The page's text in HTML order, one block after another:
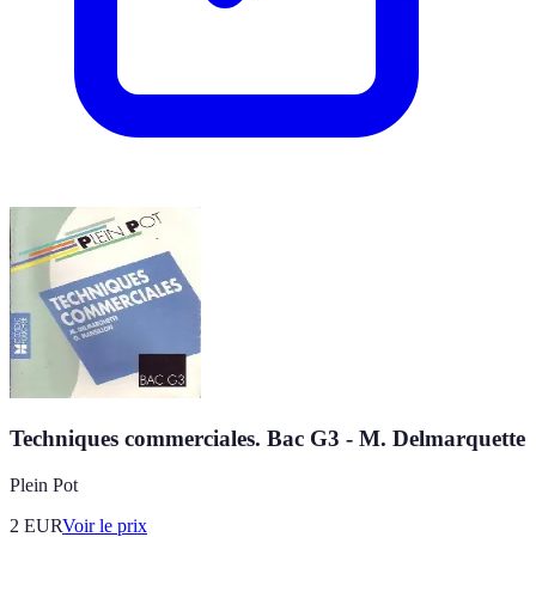
Techniques commerciales. Bac G3 - M. Delmarquette
Plein Pot
2 EURVoir le prix